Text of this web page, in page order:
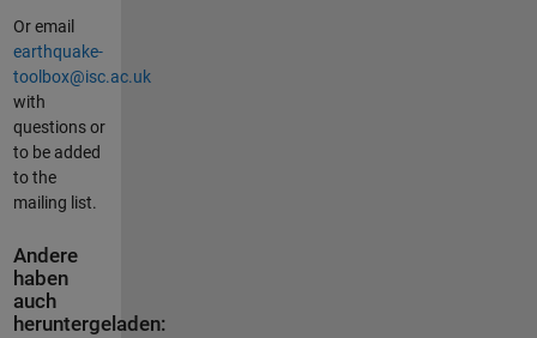
Or email
earthquake-
toolbox@isc.ac.uk
with
questions or
to be added
to the
mailing list.
Andere
haben
auch
heruntergeladen: